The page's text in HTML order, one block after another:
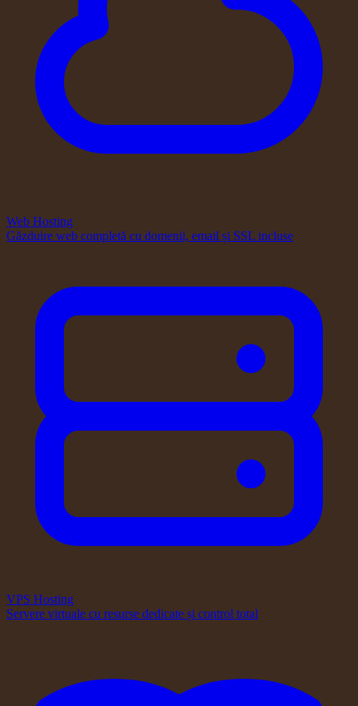
Web Hosting
Găzduire web completă cu domenii, email și SSL incluse
VPS Hosting
Servere virtuale cu resurse dedicate și control total